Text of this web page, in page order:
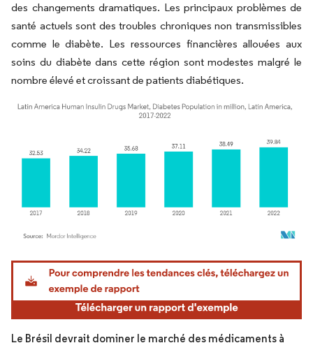
des changements dramatiques. Les principaux problèmes de
santé actuels sont des troubles chroniques non transmissibles
comme le diabète. Les ressources financières allouées aux
soins du diabète dans cette région sont modestes malgré le
nombre élevé et croissant de patients diabétiques.
Image © Mordor Intelligence. La réutilisation nécessite une attribution sous CC BY
Le Brésil devrait dominer le marché des médicaments à